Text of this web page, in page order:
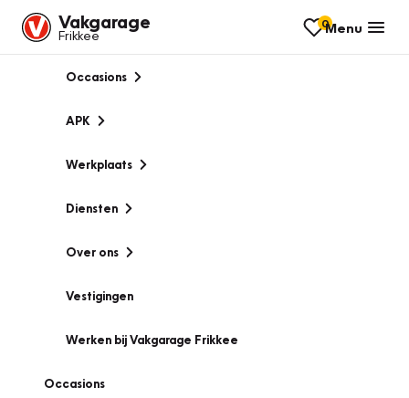
Vakgarage
Frikkee
0Menu
Occasions
APK
Werkplaats
Diensten
Over ons
Vestigingen
Werken bij Vakgarage Frikkee
Occasions